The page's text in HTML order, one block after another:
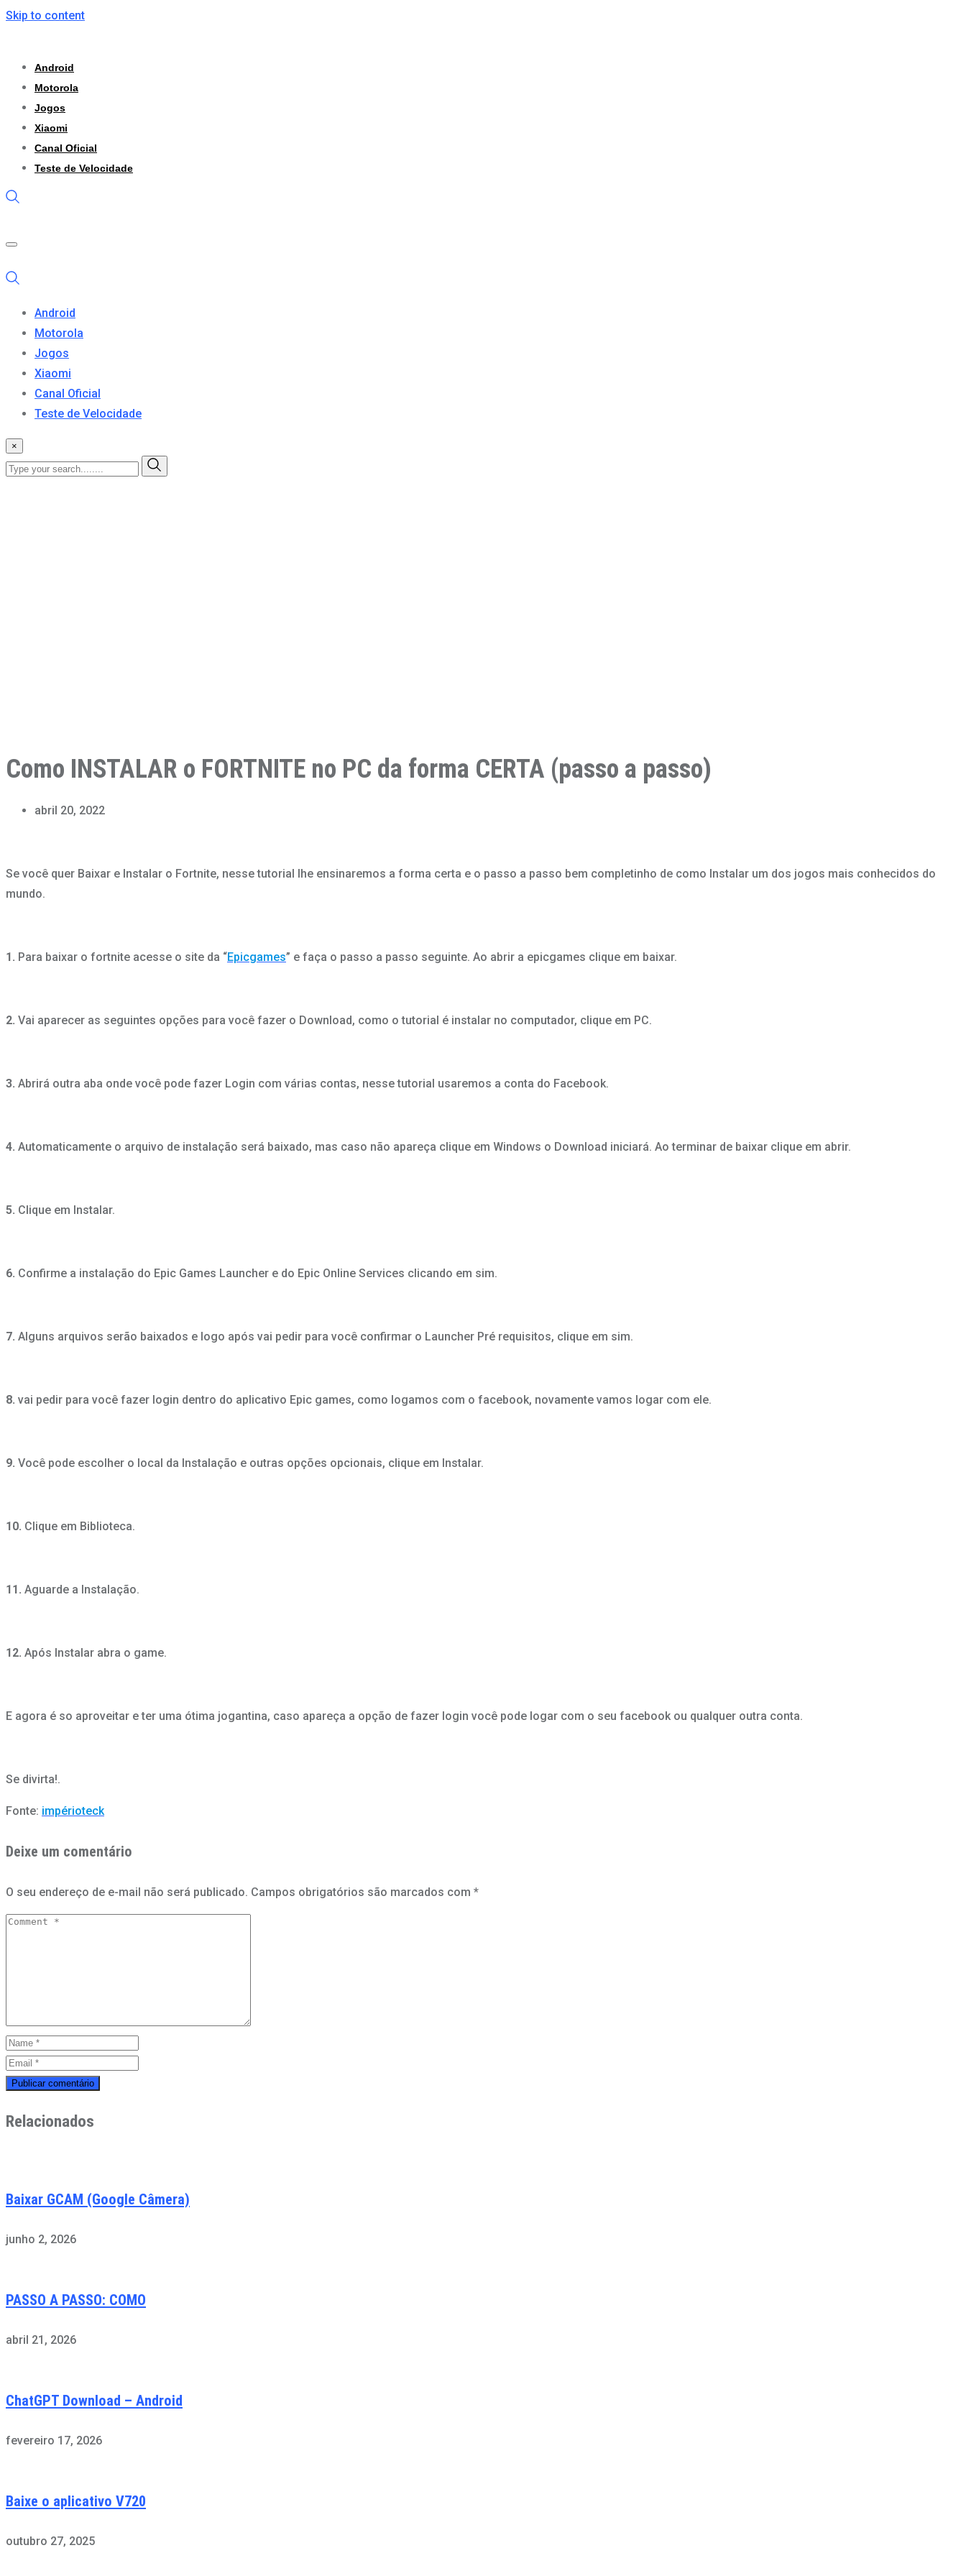
Skip to content
Android
Motorola
Jogos
Xiaomi
Canal Oficial
Teste de Velocidade
Android
Motorola
Jogos
Xiaomi
Canal Oficial
Teste de Velocidade
×
Como INSTALAR o FORTNITE no PC da forma CERTA (passo a passo)
abril 20, 2022
Se você quer Baixar e Instalar o Fortnite, nesse tutorial lhe ensinaremos a forma certa e o passo a passo bem completinho de como Instalar um dos jogos mais conhecidos do
mundo.
1. Para baixar o fortnite acesse o site da “Epicgames” e faça o passo a passo seguinte. Ao abrir a epicgames clique em baixar.
2. Vai aparecer as seguintes opções para você fazer o Download, como o tutorial é instalar no computador, clique em PC.
3. Abrirá outra aba onde você pode fazer Login com várias contas, nesse tutorial usaremos a conta do Facebook.
4. Automaticamente o arquivo de instalação será baixado, mas caso não apareça clique em Windows o Download iniciará. Ao terminar de baixar clique em abrir.
5. Clique em Instalar.
6. Confirme a instalação do Epic Games Launcher e do Epic Online Services clicando em sim.
7. Alguns arquivos serão baixados e logo após vai pedir para você confirmar o Launcher Pré requisitos, clique em sim.
8. vai pedir para você fazer login dentro do aplicativo Epic games, como logamos com o facebook, novamente vamos logar com ele.
9. Você pode escolher o local da Instalação e outras opções opcionais, clique em Instalar.
10. Clique em Biblioteca.
11. Aguarde a Instalação.
12. Após Instalar abra o game.
E agora é so aproveitar e ter uma ótima jogantina, caso apareça a opção de fazer login você pode logar com o seu facebook ou qualquer outra conta.
Se divirta!.
Fonte: impérioteck
Deixe um comentário
O seu endereço de e-mail não será publicado. Campos obrigatórios são marcados com *
Relacionados
Baixar GCAM (Google Câmera)
junho 2, 2026
PASSO A PASSO: COMO
abril 21, 2026
ChatGPT Download – Android
fevereiro 17, 2026
Baixe o aplicativo V720
outubro 27, 2025